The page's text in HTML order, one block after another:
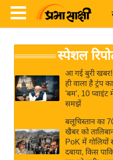
News
Hindi
Live
ख
ब
र
अंतर्राष्ट्रीय
बिज़नेस
स्पेशल
आ गई बुरी
ही वाला है ट्रंप
'बम', 10
समझें
बलूचिस्तान का
खैबर को
PoK में
दबाया, किस